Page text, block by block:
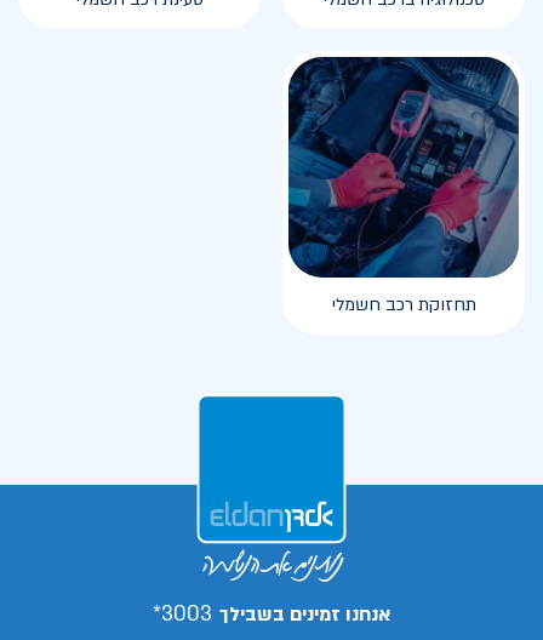
תחזוקת רכב חשמלי
אנחנו זמינים בשבילך 3003*